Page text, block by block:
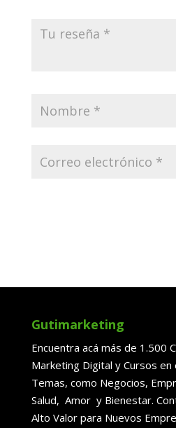
Gutimarketing
Encuentra acá más de 1.500
Marketing Digital y Cursos
Temas, como Negocios,
Salud, Amor y Bienestar.
Alto Valor para Nuevos